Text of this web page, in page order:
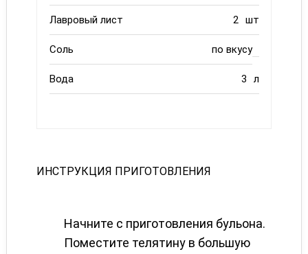
Лавровый лист 2 шт
Соль по вкусу
Вода 3 л
ИНСТРУКЦИЯ ПРИГОТОВЛЕНИЯ
Начните с приготовления бульона.
Поместите телятину в большую